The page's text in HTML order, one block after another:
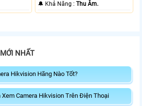
️🔔 Khả Năng :Thu Âm.
NHẤT
Hikvision Hãng Nào Tốt?
Xem Camera Hikvision Trên Điện Thoại